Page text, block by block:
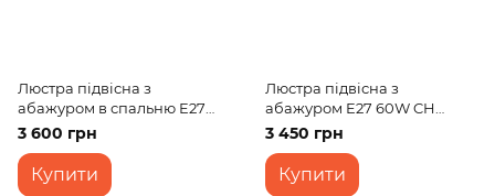
Люстра підвісна з
абажуром в спальню E27
60W CH (BKL-651S/5)
3 600 грн
Купити
Люстра підвісна з
абажуром E27 60W CH
(BKL-650S/5)
3 450 грн
Купити